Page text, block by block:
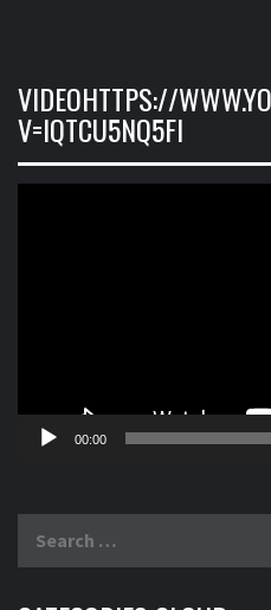
VIDEOHTTPS://
V=IQTCU5NQ5FI
00:00